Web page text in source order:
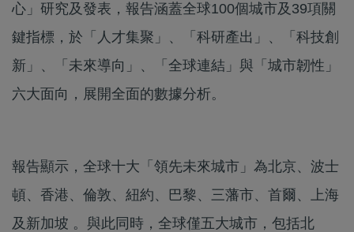
心」研究及發表，報告涵蓋全球100個城市及39項關
鍵指標，於「人才集聚」、「科研產出」、「科技創
新」、「未來導向」、「全球連結」與「城市韌性」
六大面向，展開全面的數據分析。
報告顯示，全球十大「領先未來城市」為北京、波士
頓、香港、倫敦、紐約、巴黎、三藩市、首爾、上海
及新加坡 。與此同時，全球僅五大城市，包括北